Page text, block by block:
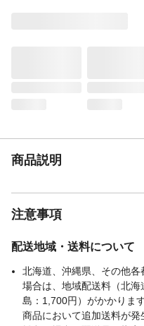
商品説明
注意事項
配送地域・送料について
北海道、沖縄県、その他
場合は、地域配送料（北
島：1,700円）がかかりま
商品において追加送料が発